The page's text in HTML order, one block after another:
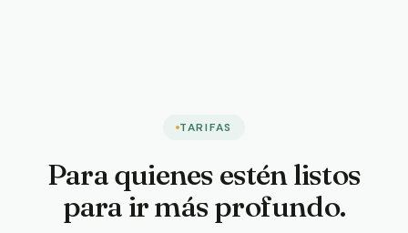
TARIFAS
Para quienes estén listos
para ir más profundo.